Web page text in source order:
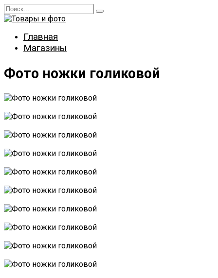
Перейти
к
Search
for:
Главная
Магазины
Фото ножки голиковой